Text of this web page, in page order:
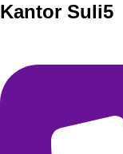
Kantor Suli5